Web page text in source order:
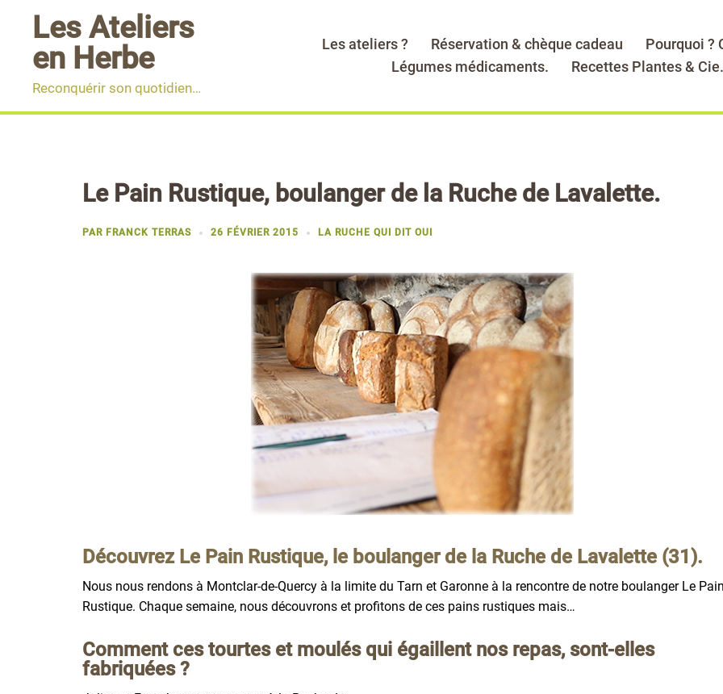
contenu
Les Ateliers
en Herbe
Reconquérir son quotidien…
Les ateliers ? Réservation & chèque cadeau Pourquoi ?
Légumes médicaments.
Recettes Plantes & Cie.
Le Pain Rustique, boulanger de la Ruche de Lavalette.
PAR FRANCK TERRAS 26 FÉVRIER 2015 LA RUCHE QUI DIT OUI
Découvrez Le Pain Rustique, le boulanger de la Ruche de Lavalette (31).
Nous nous rendons à Montclar-de-Quercy à la limite du Tarn et Garonne à la rencontre de notre boulanger Le Pain
Rustique. Chaque semaine, nous découvrons et profitons de ces pains rustiques mais…
Comment ces tourtes et moulés qui égaillent nos repas, sont-elles
fabriquées ?